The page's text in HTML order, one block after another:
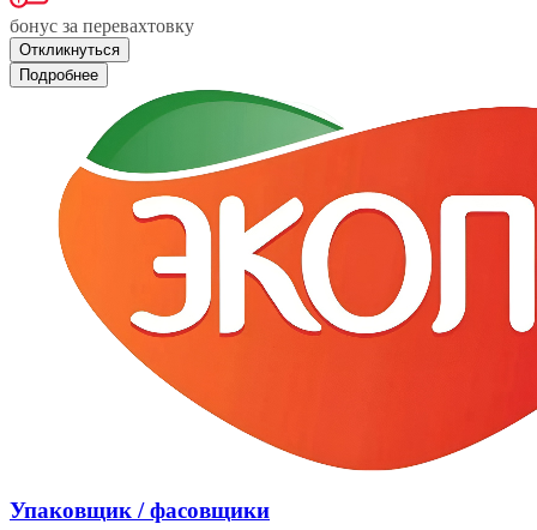
бонус за перевахтовку
Откликнуться
Подробнее
Упаковщик / фасовщики